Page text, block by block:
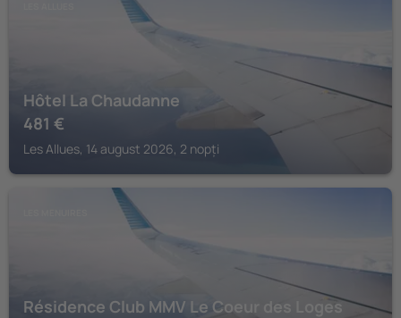
Hôtel La Chaudanne
481 €
Les Allues, 14 august 2026, 2 nopți
Résidence Club MMV Le Coeur des Loges